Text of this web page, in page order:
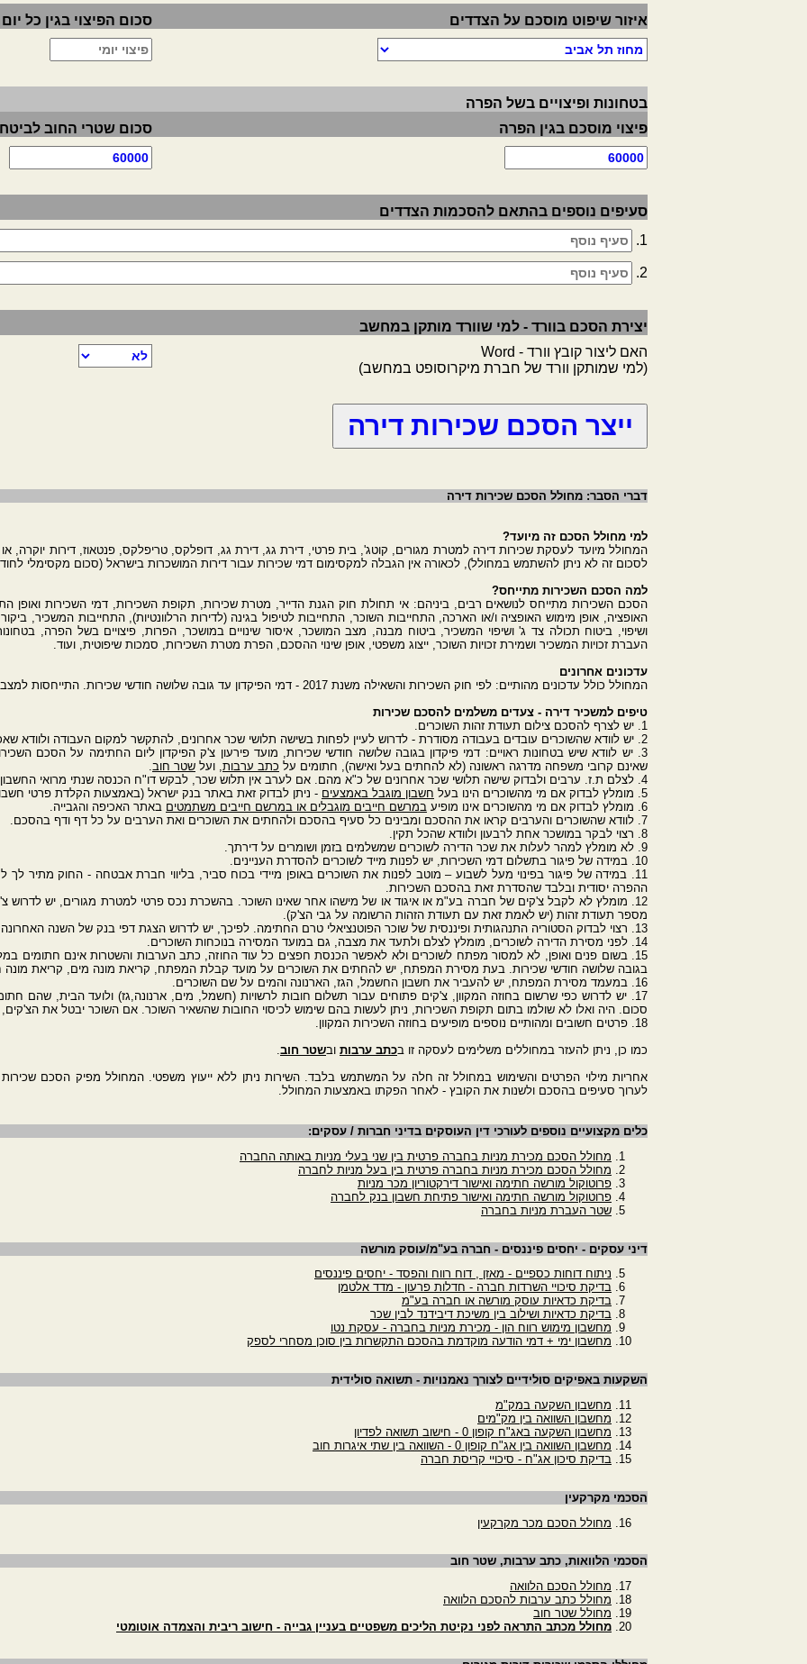
איזור שיפוט מוסכם על הצדדים סכום הפיצוי בגין כל יום
בטחונות ופיצויים בשל הפרה
פיצוי מוסכם בגין הפרה
סכום שטרי החוב
סעיפים נוספים בהתאם להסכמות הצדדים
1.
2.
יצירת הסכם בוורד - למי שוורד מותקן במחשב
האם ליצור קובץ וורד - Word
(למי שמותקן וורד של חברת מיקרוסופט במחשב)
דברי הסבר: מחולל הסכם שכירות דירה
למי מחולל הסכם זה מיועד?
לסכום זה לא ניתן להשתמש במחולל), לכאורה אין הגבלה למקסימום דמי שכירות עבור דירות המושכרות בישראל (סכום מקסימלי לחודש 9,999,999
למה הסכם השכירות מתייחס?
הסכם השכירות מתייחס לנושאים רבים, ביניהם: אי תחולת חוק הגנת הדייר, מטרת שכירות, תקופת השכירות, דמי השכירות ואופן
האופציה, אופן מימוש האופציה ו/או הארכה, התחייבות השוכר, התחייבות לטיפול בגינה (לדירות הרלוונטיות), התחייבות המשכיר,
ושיפוי, ביטוח תכולה צד ג' ושיפוי המשכיר, ביטוח מבנה, מצב המושכר, איסור שינויים במושכר, הפרות, פיצויים בשל הפרה, בטחונות,
העברת זכויות המשכיר ושמירת זכויות השוכר, ייצוג משפטי, אופן שינוי ההסכם, הפרת מטרת השכירות, סמכות שיפוטית, ועוד.
עדכונים אחרונים
המחולל כולל עדכונים מהותיים: לפי חוק השכירות והשאילה משנת 2017 - דמי הפיקדון עד גובה שלושה חודשי שכירות. התייחסות למצב קיצון כמו מגפת הקורונה משנת 2020.
טיפים למשכיר דירה - צעדים משלמים להסכם שכירות
1. יש לצרף להסכם צילום תעודת זהות השוכרים.
2. יש לוודא שהשוכרים עובדים בעבודה מסודרת - לדרוש לעיין לפחות בשישה תלושי שכר אחרונים, להתקשר למקום העבודה ולוודא שאכן עובדים שם.
3. יש לוודא שיש בטחונות ראויים: דמי פיקדון בגובה שלושה חודשי שכירות, מועד פירעון צ'ק הפיקדון ליום החתימה על הסכם
שאינם קרובי משפחה מדרגה ראשונה (לא להחתים בעל ואישה), חתומים על כתב ערבות, ועל שטר חוב.
4. לצלם ת.ז. ערבים ולבדוק שישה תלושי שכר אחרונים של כ"א מהם. אם לערב אין תלוש שכר, לבקש דו"ח הכנסה שנתי מרואי החשבון, אם מדובר בהכנסת מינמום, יש לדרוש ערב אחר.
5. מומלץ לבדוק אם מי מהשוכרים הינו בעל
חשבון מוגבל באמצעים - ניתן לבדוק זאת באתר בנק ישראל (באמצעות הקלדת פרטי
6. מומלץ לבדוק אם מי מהשוכרים אינו מופיע
במרשם חייבים מוגבלים או במרשם חייבים משתמטים באתר האכיפה והגבייה.
7. לוודא שהשוכרים והערבים קראו את ההסכם ומבינים כל סעיף בהסכם ולהחתים את השוכרים ואת הערבים על כל דף ודף בהסכם.
8. רצוי לבקר במושכר אחת לרבעון ולוודא שהכל תקין.
9. לא מומלץ למהר לעלות את שכר הדירה לשוכרים שמשלמים בזמן ושומרים על דירתך.
10. במידה של פיגור בתשלום דמי השכירות, יש לפנות מייד לשוכרים להסדרת העניינים.
ההפרה יסודית ובלבד שהסדרת זאת בהסכם השכירות.
12. מומלץ לא לקבל צ'קים של חברה בע"מ או איגוד או של מישהו אחר שאינו השוכר. בהשכרת נכס פרטי למטרת מגורים, יש לדרוש
מספר תעודת זהות (יש לאמת זאת עם תעודת הזהות הרשומה על גבי הצ'ק).
13. רצוי לבדוק הסטוריה התנהגותית ופיננסית של שוכר הפוטנציאלי טרם החתימה. לפיכך, יש לדרוש הצגת דפי בנק של השנה האחרונה כדי לבחון יציבות פיננסית.
14. לפני מסירת הדירה לשוכרים, מומלץ לצלם ולתעד את מצבה, גם במועד המסירה בנוכחות השוכרים.
15. בשום פנים ואופן, לא למסור מפתח לשוכרים ולא לאפשר הכנסת חפצים כל עוד החוזה, כתב הערבות והשטרות אינם חתומים
בגובה שלושה חודשי שכירות. בעת מסירת המפתח, יש להחתים את השוכרים על מועד קבלת המפתח, קריאת מונה מים, קריאת מונה
16. במעמד מסירת המפתח, יש להעביר את חשבון החשמל, הגז, הארנונה והמים על שם השוכרים.
17. יש לדרוש כפי שרשום בחוזה המקוון, צ'קים פתוחים עבור תשלום חובות לרשויות (חשמל, מים, ארנונה,גז) ולועד הבית, שהם
סכום. היה ואלו לא שולמו בתום תקופת השכירות, ניתן לעשות בהם שימוש לכיסוי החובות שהשאיר השוכר. אם השוכר יבטל את
18. פרטים חשובים ומהותיים נוספים מופיעים בחוזה השכירות המקוון.
כמו כן, ניתן להעזר במחוללים משלימים לעסקה זו בכתב ערבות ובשטר חוב.
אחריות מילוי הפרטים והשימוש במחולל זה חלה על המשתמש בלבד. השירות ניתן ללא ייעוץ משפטי. המחולל מפיק הסכם שכירות
לערוך סעיפים בהסכם ולשנות את הקובץ - לאחר הפקתו באמצעות המחולל.
כלים מקצועיים נוספים לעורכי דין העוסקים בדיני חברות / עסקים:
מחולל הסכם מכירת מניות בחברה פרטית בין שני בעלי מניות באותה החברה
מחולל הסכם מכירת מניות בחברה פרטית בין בעל מניות לחברה
פרוטוקול מורשה חתימה ואישור דירקטוריון מכר מניות
פרוטוקול מורשה חתימה ואישור פתיחת חשבון בנק לחברה
שטר העברת מניות בחברה
דיני עסקים - יחסים פיננסים - חברה בע"מ/עוסק מורשה
ניתוח דוחות כספיים - מאזן , דוח רווח והפסד - יחסים פיננסים
בדיקת סיכויי השרדות חברה - חדלות פרעון - מדד אלטמן
בדיקת כדאיות עוסק מורשה או חברה בע"מ
בדיקת כדאיות ושילוב בין משיכת דיבידנד לבין שכר
מחשבון מימוש רווח הון - מכירת מניות בחברה - עסקת נטו
מחשבון ימי + דמי הודעה מוקדמת בהסכם התקשרות בין סוכן מסחרי לספק
השקעות באפיקים סולידיים לצורך נאמנויות - תשואה סולידית
מחשבון השקעה במק"מ
מחשבון השוואה בין מק"מים
מחשבון השקעה באג"ח קופון 0 - חישוב תשואה לפדיון
מחשבון השוואה בין אג"ח קופון 0 - השוואה בין שתי איגרות חוב
בדיקת סיכון אג"ח - סיכויי קריסת חברה
הסכמי מקרקעין
מחולל הסכם מכר מקרקעין
הסכמי הלוואות, כתב ערבות, שטר חוב
מחולל הסכם הלוואה
מחולל כתב ערבות להסכם הלוואה
מחולל שטר חוב
מחולל מכתב התראה לפני נקיטת הליכים משפטיים בעניין גבייה - חישוב ריבית והצמדה אוטומטי